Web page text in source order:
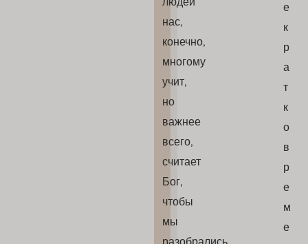
нас,
конечно,
многому
учит,
но
важнее
всего,
считает
Бог,
чтобы
мы
е
к
р
а
т
к
о
в
р
е
м
е